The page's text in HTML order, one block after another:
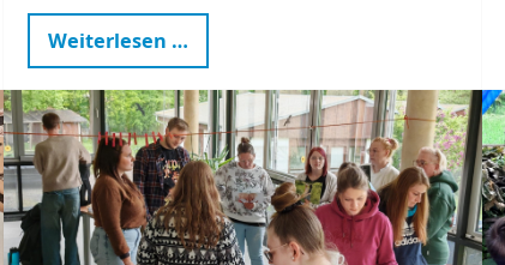
Weiterlesen …Verkehrswissen
zum
Anfassen
-
ein
Vormittag
voller
Aha-
Momente